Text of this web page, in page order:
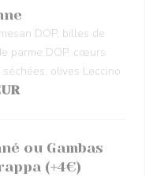
DOP, billes de
parme DOP, cœurs
olives Leccino
ou Gambas
(+4€)